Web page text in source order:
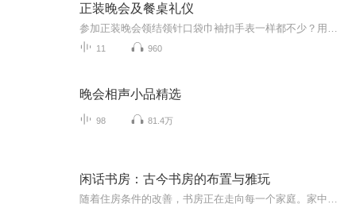
正装晚会及餐桌礼仪
11 960
晚会相声小品精选
98 81.4万
闲话书房：古今书房的布置与雅玩